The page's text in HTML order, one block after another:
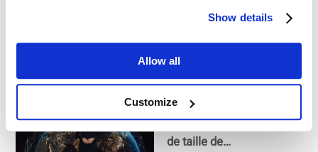
Show details
Allow all
Customize
Lancement du produit -
nanoparticules le 10
mars ! Teaser BeNano
Bettersize BeNano
Launch Event | Analyseur
de taille de